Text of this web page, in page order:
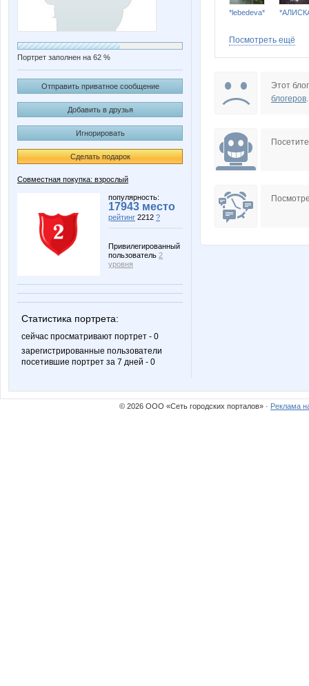
Портрет заполнен на 62 %
Отправить приватное сообщение
Добавить в друзья
Игнорировать
Сделать подарок
Совместная покупка: взрослый
популярность:
17943 место
рейтинг 2212 ?
Привилегированный
пользователь 2
уровня
Статистика портрета:
сейчас просматривают портрет - 0
зарегистрированные пользователи
посетившие портрет за 7 дней - 0
*lebedeva*
Taisiya
Посмотреть ещё
Этот
блогеров.
© 2026 ООО «Сеть городских порталов» · Реклама